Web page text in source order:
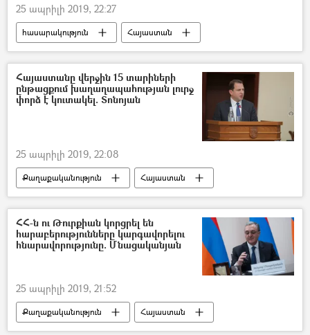
25 ապրիլի 2019, 22:27
հասարակություն
Հայաստան
Sputnik Արմենիան` արևմտահայերենով
Հայաստանը վերջին 15 տարիների
ընթացքում խաղաղապահության լուրջ
փորձ է կուտակել. Տոնոյան
25 ապրիլի 2019, 22:08
Քաղաքականություն
Հայաստան
Դավիթ Տոնոյան
ՀՀ պաշտպանության նախարարություն (ՊՆ)
ՀՀ-ն ու Թուրքիան կորցրել են
հարաբերությունները կարգավորելու
հնարավորությունը. Մնացականյան
25 ապրիլի 2019, 21:52
Քաղաքականություն
Հայաստան
Թուրքիա